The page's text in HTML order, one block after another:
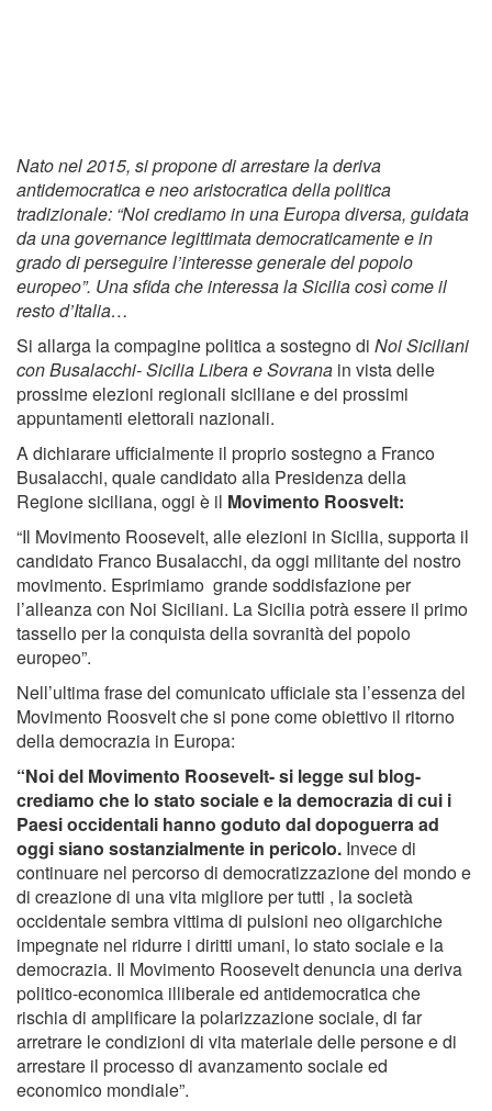
Nato nel 2015, si propone di arrestare la deriva
antidemocratica e neo aristocratica della politica
tradizionale: “Noi crediamo in una Europa diversa, guidata
da una governance legittimata democraticamente e in
grado di perseguire l’interesse generale del popolo
europeo”. Una sfida che interessa la Sicilia così come il
resto d’Italia…
Si allarga la compagine politica a sostegno di Noi Siciliani
con Busalacchi- Sicilia Libera e Sovrana in vista delle
prossime elezioni regionali siciliane e dei prossimi
appuntamenti elettorali nazionali.
A dichiarare ufficialmente il proprio sostegno a Franco
Busalacchi, quale candidato alla Presidenza della
Regione siciliana, oggi è il Movimento Roosvelt:
“Il Movimento Roosevelt, alle elezioni in Sicilia, supporta il
candidato Franco Busalacchi, da oggi militante del nostro
movimento. Esprimiamo grande soddisfazione per
l’alleanza con Noi Siciliani. La Sicilia potrà essere il primo
tassello per la conquista della sovranità del popolo
europeo”.
Nell’ultima frase del comunicato ufficiale sta l’essenza del
Movimento Roosvelt che si pone come obiettivo il ritorno
della democrazia in Europa:
“Noi del Movimento Roosevelt- si legge sul blog-
crediamo che lo stato sociale e la democrazia di cui i
Paesi occidentali hanno goduto dal dopoguerra ad
oggi siano sostanzialmente in pericolo. Invece di
continuare nel percorso di democratizzazione del mondo e
di creazione di una vita migliore per tutti , la società
occidentale sembra vittima di pulsioni neo oligarchiche
impegnate nel ridurre i diritti umani, lo stato sociale e la
democrazia. Il Movimento Roosevelt denuncia una deriva
politico-economica illiberale ed antidemocratica che
rischia di amplificare la polarizzazione sociale, di far
arretrare le condizioni di vita materiale delle persone e di
arrestare il processo di avanzamento sociale ed
economico mondiale”.